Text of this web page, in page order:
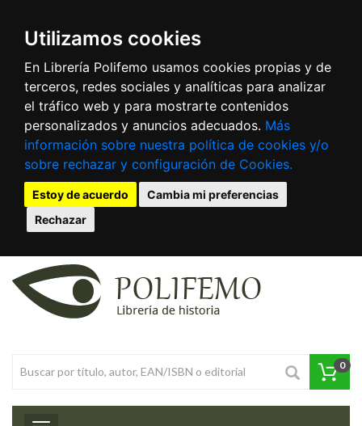
Utilizamos cookies
En Librería Polifemo usamos cookies propias y de
terceros, redes sociales y analíticas para analizar
el tráfico web y para mostrarte contenidos
personalizados y anuncios adecuados. Más
información sobre nuestra política de cookies y/o
sobre rechazar y configuración de Cookies.
Estoy de acuerdo
Cambia mi preferencias
Rechazar
0